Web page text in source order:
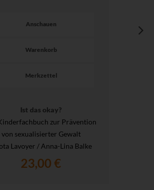
Anschauen
Warenkorb
Merkzettel
Ist das okay?
zur Prävention
von sexualisierter Gewalt
Lavoyer / Anna-Lina Balke
23,00 €